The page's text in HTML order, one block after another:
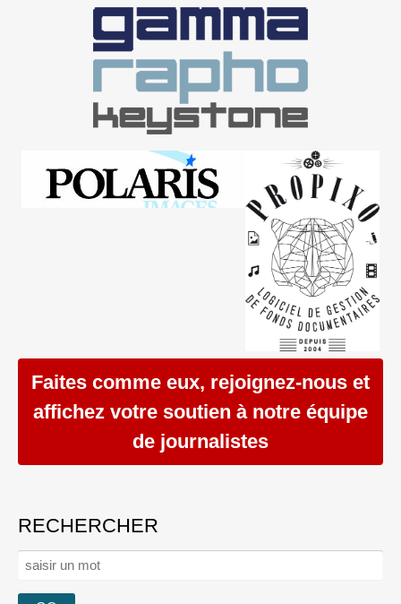
Faites comme eux, rejoignez-nous et
affichez votre soutien à notre équipe
de journalistes
RECHERCHER
Rechercher :